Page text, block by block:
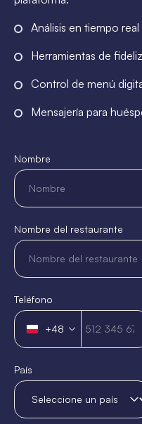
Análisis en tiempo real
Herramientas de
Control de menú
Mensajería para
Nombre
Nombre del restaurante
Teléfono
Polonia
+48
+48
País